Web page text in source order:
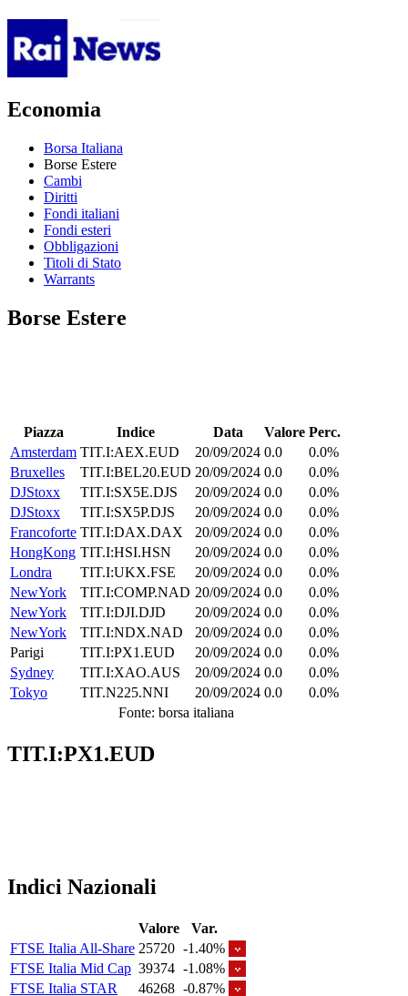
Economia
Borsa Italiana
Borse Estere
Cambi
Diritti
Fondi italiani
Fondi esteri
Obbligazioni
Titoli di Stato
Warrants
Borse Estere
Piazza Indice Data Valore Perc.
Amsterdam TIT.I:AEX.EUD 20/09/2024 0.0
0.0%
Bruxelles
TIT.I:BEL20.EUD 20/09/2024 0.0
0.0%
DJStoxx
TIT.I:SX5E.DJS 20/09/2024 0.0
0.0%
DJStoxx
TIT.I:SX5P.DJS 20/09/2024 0.0
0.0%
Francoforte TIT.I:DAX.DAX 20/09/2024 0.0
0.0%
HongKong TIT.I:HSI.HSN 20/09/2024 0.0
0.0%
Londra
TIT.I:UKX.FSE 20/09/2024 0.0
0.0%
NewYork
TIT.I:COMP.NAD 20/09/2024 0.0
0.0%
NewYork
TIT.I:DJI.DJD 20/09/2024 0.0
0.0%
NewYork
TIT.I:NDX.NAD 20/09/2024 0.0
0.0%
Parigi
TIT.I:PX1.EUD 20/09/2024 0.0
0.0%
Sydney
TIT.I:XAO.AUS 20/09/2024 0.0
0.0%
Tokyo
TIT.N225.NNI 20/09/2024 0.0
0.0%
Fonte: borsa italiana
TIT.I:PX1.EUD
Indici Nazionali
Valore
Var.
FTSE Italia All-Share 25720 -1.40%
FTSE Italia Mid Cap 39374 -1.08%
FTSE Italia STAR
46268 -0.87%